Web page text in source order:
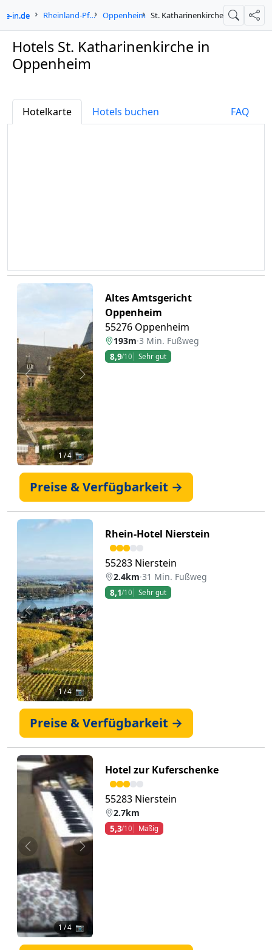
in.de Rheinland-Pfalz Oppenheim St. Katharinenkirche Suche
Hotels St. Katharinenkirche in
Oppenheim
Hotelkarte Hotels buchen FAQ
Zurück Weiter
1/ 4 📷
Altes Amtsgericht
Oppenheim
55276 Oppenheim
193m·3 Min. Fußweg
8,9/10 Sehr gut
Preise & Verfügbarkeit →
Zurück Weiter
1/ 4 📷
Rhein-Hotel Nierstein
55283 Nierstein
2.4km·31 Min. Fußweg
8,1/10 Sehr gut
Preise & Verfügbarkeit →
Zurück Weiter
1/ 4 📷
Hotel zur Kuferschenke
55283 Nierstein
2.7km
5,3/10 Mäßig